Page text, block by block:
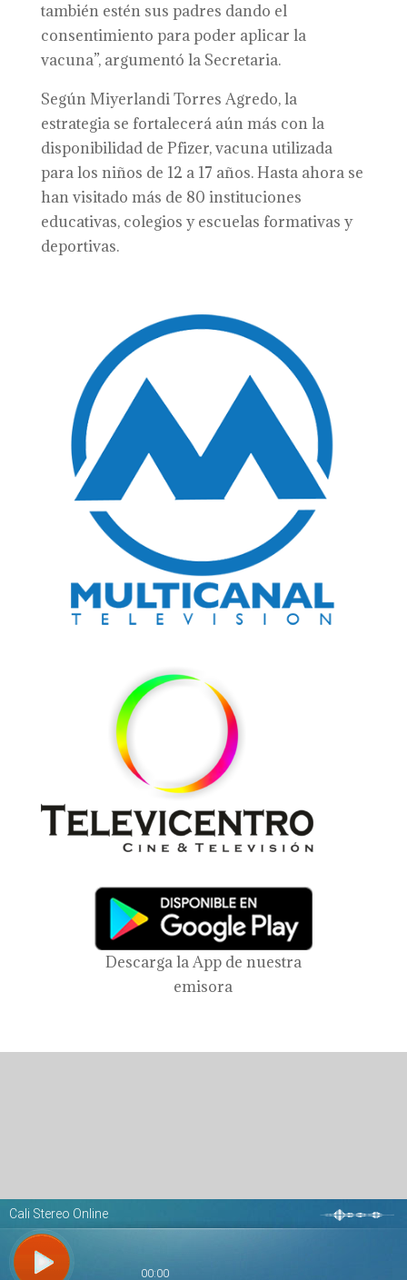
también estén sus padres dando el
consentimiento para poder aplicar la
vacuna”, argumentó la Secretaria.
Según Miyerlandi Torres Agredo, la
estrategia se fortalecerá aún más con la
disponibilidad de Pfizer, vacuna utilizada
para los niños de 12 a 17 años. Hasta ahora se
han visitado más de 80 instituciones
educativas, colegios y escuelas formativas y
deportivas.
Descarga la App de nuestra
emisora